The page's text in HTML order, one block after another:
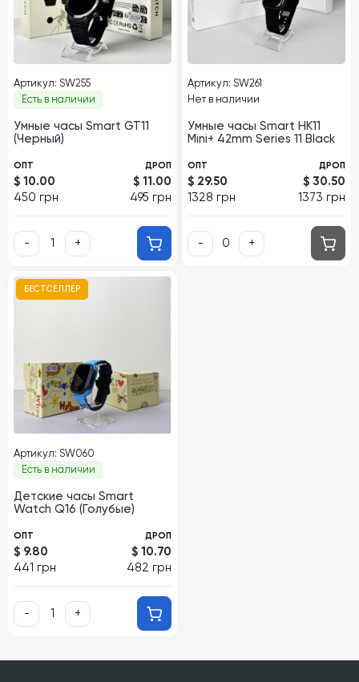
Артикул: SW255
Есть в наличии
Умные часы Smart GT11
(Черный)
ОПТ
$ 10.00
450 грн
ДРОП
$ 11.00
495 грн
- +
Артикул: SW261
Нет в наличии
Умные часы Smart HK11
Mini+ 42mm Series 11 Black
ОПТ
$ 29.50
1328 грн
ДРОП
$ 30.50
1373 грн
- +
БЕСТСЕЛЛЕР
Артикул: SW060
Есть в наличии
Детские часы Smart
Watch Q16 (Голубые)
ОПТ
$ 9.80
441 грн
ДРОП
$ 10.70
482 грн
- +